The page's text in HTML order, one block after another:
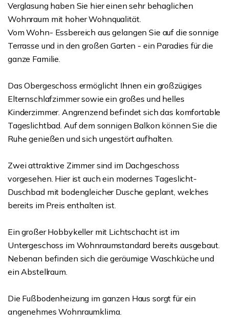
Verglasung haben Sie hier einen sehr behaglichen
Wohnraum mit hoher Wohnqualität.
Vom Wohn- Essbereich aus gelangen Sie auf die sonnige
Terrasse und in den großen Garten - ein Paradies für die
ganze Familie.
Das Obergeschoss ermöglicht Ihnen ein großzügiges
Elternschlafzimmer sowie ein großes und helles
Kinderzimmer. Angrenzend befindet sich das komfortable
Tageslichtbad. Auf dem sonnigen Balkon können Sie die
Ruhe genießen und sich ungestört aufhalten.
Zwei attraktive Zimmer sind im Dachgeschoss
vorgesehen. Hier ist auch ein modernes Tageslicht-
Duschbad mit bodengleicher Dusche geplant, welches
bereits im Preis enthalten ist.
Ein großer Hobbykeller mit Lichtschacht ist im
Untergeschoss im Wohnraumstandard bereits ausgebaut.
Nebenan befinden sich die geräumige Waschküche und
ein Abstellraum.
Die Fußbodenheizung im ganzen Haus sorgt für ein
angenehmes Wohnraumklima.